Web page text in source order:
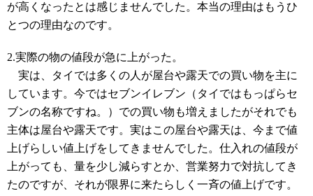
が高くなったとは感じませんでした。本当の理由はもうひ
とつの理由なのです。
2.実際の物の値段が急に上がった。
実は、タイでは多くの人が屋台や露天での買い物を主に
しています。今ではセブンイレブン（タイではもっぱらセ
ブンの名称ですね。）での買い物も増えましたがそれでも
主体は屋台や露天です。実はこの屋台や露天は、今まで値
上げらしい値上げをしてきませんでした。仕入れの値段が
上がっても、量を少し減らすとか、営業努力で対抗してき
たのですが、それが限界に来たらしく一斉の値上げです。